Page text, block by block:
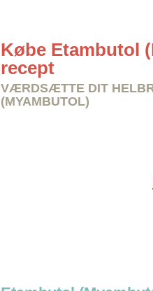
Købe Etambutol
recept
VÆRDSÆTTE DIT
(MYAMBUTOL)